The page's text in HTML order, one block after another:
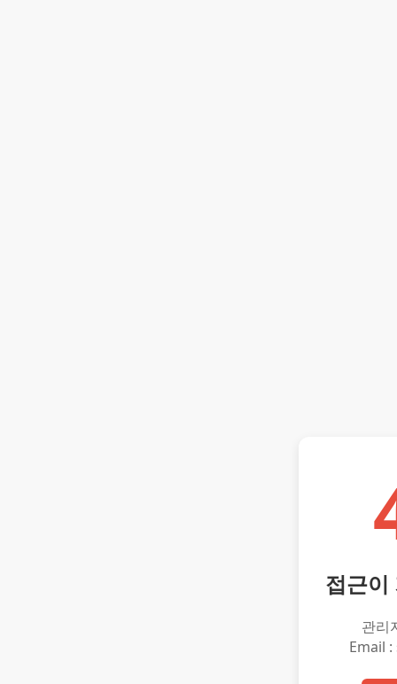
접근이
관리
Email